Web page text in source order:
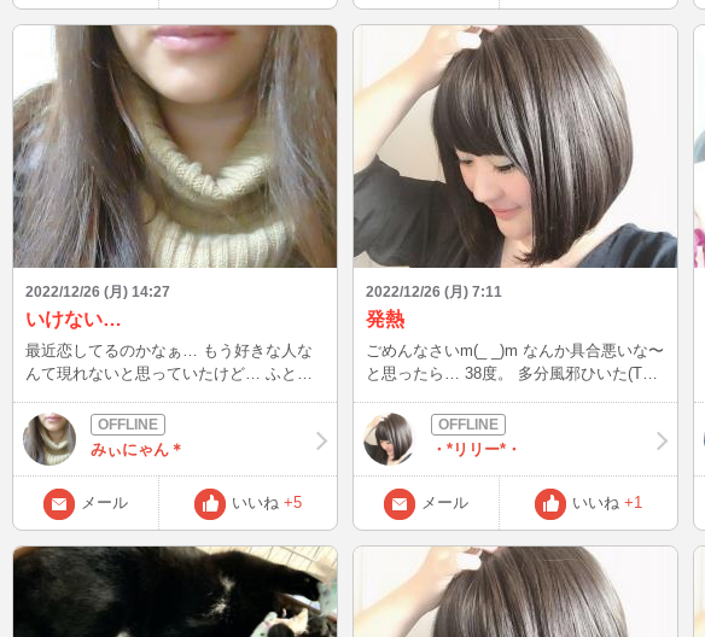
2022/12/26 (月) 14:27
いけない…
最近恋してるのかなぁ… もう好きな人な
んて現れないと思っていたけど… ふとそ
みぃにゃん＊
メール いいね +5
2022/12/26 (月) 7:11
発熱
ごめんなさいm(_ _)m なんか具合悪いな〜
と思ったら… 38度。 多分風邪ひいた(T_T)
たもインするする詐欺みたいになっちゃっ
たけど…昨日声かけてくれた殿方様達 ご
めんね。
・*リリー*・
メール いいね +1